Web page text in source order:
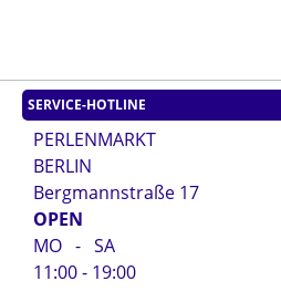
SERVICE-HOTLINE
PERLENMARKT
BERLIN
Bergmannstraße 17
OPEN
MO - SA
11:00 - 19:00